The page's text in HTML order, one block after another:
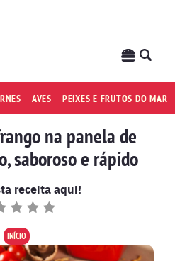
AVES PEIXES E FRUTOS DO MAR
na panela de
saboroso e rápido
receita aqui!
INÍCIO